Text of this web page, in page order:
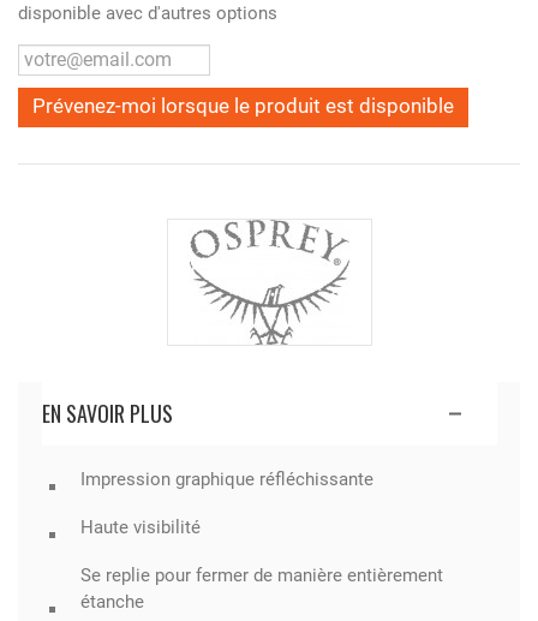
disponible avec d'autres options
Prévenez-moi lorsque le produit est disponible
EN SAVOIR PLUS
Impression graphique réfléchissante
Haute visibilité
Se replie pour fermer de manière entièrement
étanche